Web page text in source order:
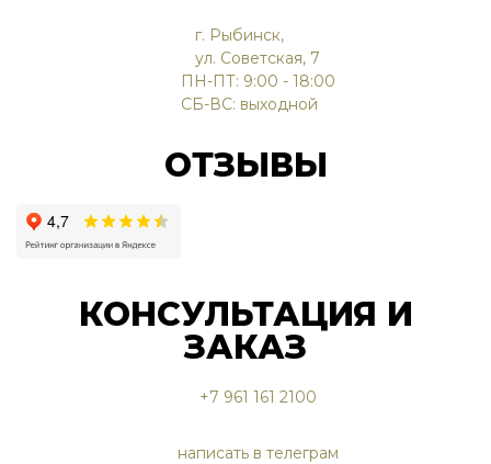
г. Рыбинск,
ул. Советская, 7
ПН-ПТ: 9:00 - 18:00
СБ-ВС: выходной
ОТЗЫВЫ
КОНСУЛЬТАЦИЯ И
ЗАКАЗ
+7 961 161 2100
написать в телеграм